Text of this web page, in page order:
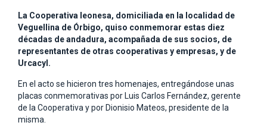
La Cooperativa leonesa, domiciliada en la localidad de
Veguellina de Órbigo, quiso conmemorar estas diez
décadas de andadura, acompañada de sus socios, de
representantes de otras cooperativas y empresas, y de
Urcacyl.
En el acto se hicieron tres homenajes, entregándose unas
placas conmemorativas por Luis Carlos Fernández, gerente
de la Cooperativa y por Dionisio Mateos, presidente de la
misma.